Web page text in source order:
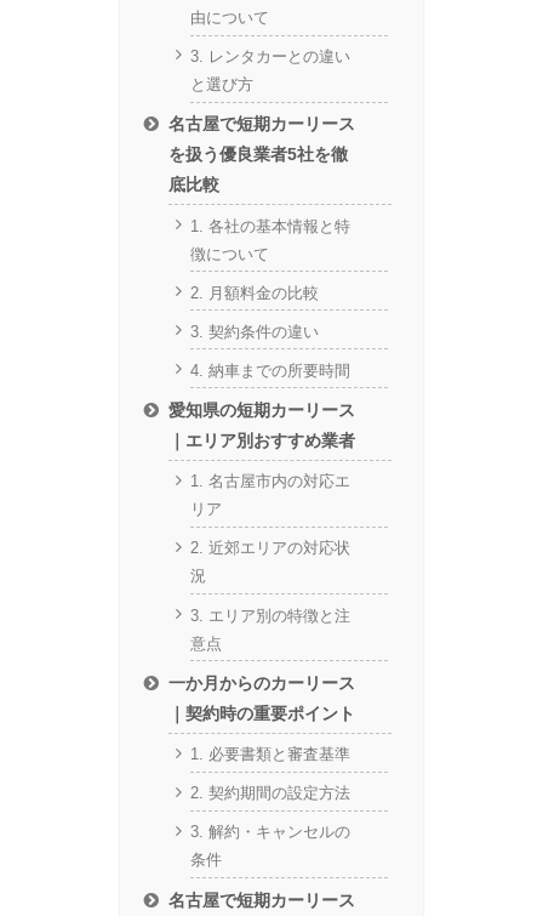
由について
3. レンタカーとの違い
と選び方
名古屋で短期カーリース
を扱う優良業者5社を徹
底比較
1. 各社の基本情報と特
徴について
2. 月額料金の比較
3. 契約条件の違い
4. 納車までの所要時間
愛知県の短期カーリース
｜エリア別おすすめ業者
1. 名古屋市内の対応エ
リア
2. 近郊エリアの対応状
況
3. エリア別の特徴と注
意点
一か月からのカーリース
｜契約時の重要ポイント
1. 必要書類と審査基準
2. 契約期間の設定方法
3. 解約・キャンセルの
条件
名古屋で短期カーリース